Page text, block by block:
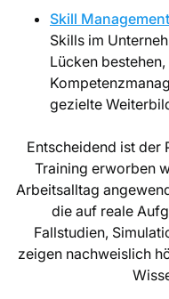
Skill Management
Skills im
Lücken
gezielte
Entscheidend ist der
Training erworben
Arbeitsalltag
die auf reale
Fallstudien,
zeigen nachweislich